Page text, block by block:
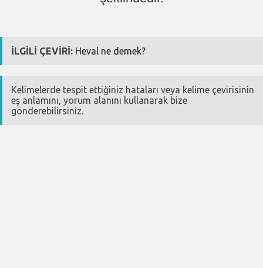
İLGİLİ ÇEVİRİ: Heval ne demek?
Kelimelerde tespit ettiğiniz hataları veya kelime çevirisinin
eş anlamını, yorum alanını kullanarak bize
gönderebilirsiniz.